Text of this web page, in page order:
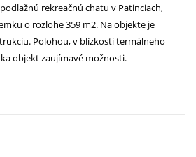
rekreačnú chatu v Patinciach,
o rozlohe 359 m2. Na objekte je
Polohou, v blízkosti termálneho
objekt zaujímavé možnosti.